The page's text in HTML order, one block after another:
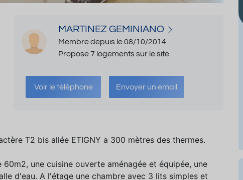
MARTINEZ GEMINIANO
Membre depuis le 08/10/2014
Propose 7 logements sur le site.
Voir le téléphone Envoyer un email
T2 bis allée ETIGNY a 300 mètres des thermes.
une cuisine ouverte aménagée et équipée, une
d'eau. A l'étage une chambre avec 3 lits simples et